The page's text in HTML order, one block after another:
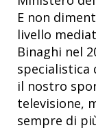
E non
livello
Binaghi nel
specialistica
il nostro
televisione,
sempre di